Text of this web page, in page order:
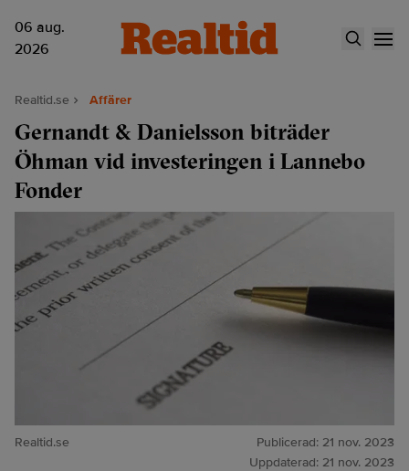
06 aug.
2026
Realtid.se Affärer
Gernandt & Danielsson biträder
Öhman vid investeringen i Lannebo
Fonder
Realtid.se Publicerad: 21 nov. 2023
Uppdaterad: 21 nov. 2023